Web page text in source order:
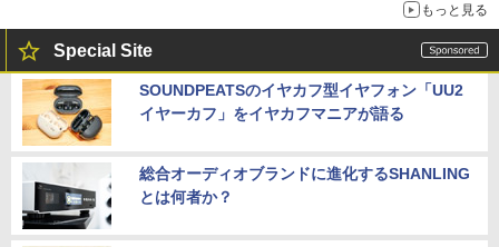
もっと見る
Special Site
SOUNDPEATSのイヤカフ型イヤフォン「UU2
イヤーカフ」をイヤカフマニアが語る
総合オーディオブランドに進化するSHANLING
とは何者か？